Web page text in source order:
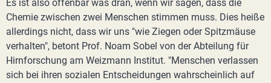
Es ist also offenbar was dran, wenn wir sagen, dass die
Chemie zwischen zwei Menschen stimmen muss. Dies heiße
allerdings nicht, dass wir uns "wie Ziegen oder Spitzmäuse
verhalten", betont Prof. Noam Sobel von der Abteilung für
Hirnforschung am Weizmann Institut. "Menschen verlassen
sich bei ihren sozialen Entscheidungen wahrscheinlich auf